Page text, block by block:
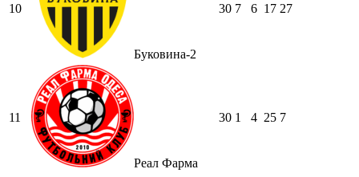
10
Буковина-2
30 7 6 17 27
11
Реал Фарма
30 1 4 25 7